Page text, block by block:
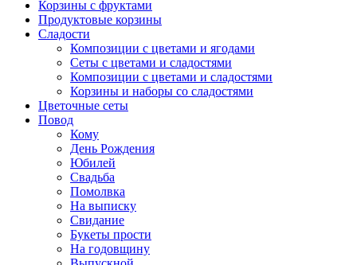
Корзины с фруктами
Продуктовые корзины
Сладости
Композиции с цветами и ягодами
Сеты с цветами и сладостями
Композиции с цветами и сладостями
Корзины и наборы со сладостями
Цветочные сеты
Повод
Кому
День Рождения
Юбилей
Свадьба
Помолвка
На выписку
Свидание
Букеты прости
На годовщину